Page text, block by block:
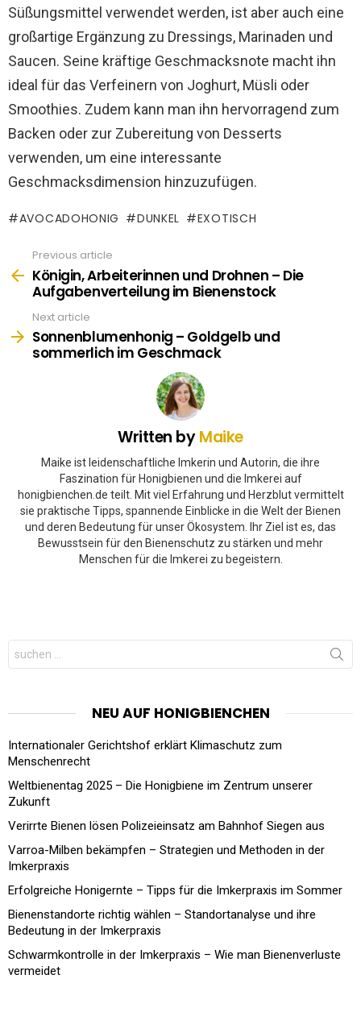
Süßungsmittel verwendet werden, ist aber auch eine
großartige Ergänzung zu Dressings, Marinaden und
Saucen. Seine kräftige Geschmacksnote macht ihn
ideal für das Verfeinern von Joghurt, Müsli oder
Smoothies. Zudem kann man ihn hervorragend zum
Backen oder zur Zubereitung von Desserts
verwenden, um eine interessante
Geschmacksdimension hinzuzufügen.
AVOCADOHONIG DUNKEL EXOTISCH
more
Previous article
Königin, Arbeiterinnen und Drohnen – Die
Aufgabenverteilung im Bienenstock
Next article
Sonnenblumenhonig – Goldgelb und
sommerlich im Geschmack
Written byMaike
Maike ist leidenschaftliche Imkerin und Autorin, die ihre
Faszination für Honigbienen und die Imkerei auf
honigbienchen.de teilt. Mit viel Erfahrung und Herzblut vermittelt
sie praktische Tipps, spannende Einblicke in die Welt der Bienen
und deren Bedeutung für unser Ökosystem. Ihr Ziel ist es, das
Bewusstsein für den Bienenschutz zu stärken und mehr
Menschen für die Imkerei zu begeistern.
Search
for:
NEU AUF HONIGBIENCHEN
Internationaler Gerichtshof erklärt Klimaschutz zum
Menschenrecht
Weltbienentag 2025 – Die Honigbiene im Zentrum unserer
Zukunft
Verirrte Bienen lösen Polizeieinsatz am Bahnhof Siegen aus
Varroa-Milben bekämpfen – Strategien und Methoden in der
Imkerpraxis
Erfolgreiche Honigernte – Tipps für die Imkerpraxis im Sommer
Bienenstandorte richtig wählen – Standortanalyse und ihre
Bedeutung in der Imkerpraxis
Schwarmkontrolle in der Imkerpraxis – Wie man Bienenverluste
vermeidet